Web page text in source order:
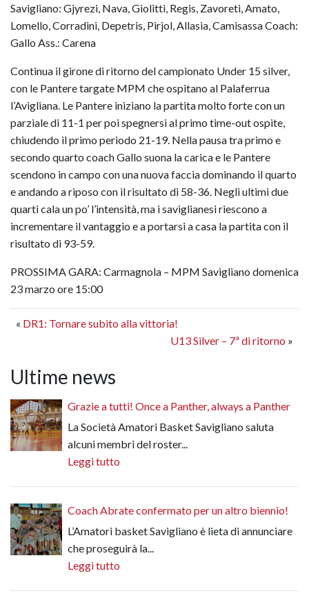
Savigliano: Gjyrezi, Nava, Giolitti, Regis, Zavoreti, Amato,
Lomello, Corradini, Depetris, Pirjol, Allasia, Camisassa Coach:
Gallo Ass.: Carena
Continua il girone di ritorno del campionato Under 15 silver,
con le Pantere targate MPM che ospitano al Palaferrua
l’Avigliana. Le Pantere iniziano la partita molto forte con un
parziale di 11-1 per poi spegnersi al primo time-out ospite,
chiudendo il primo periodo 21-19. Nella pausa tra primo e
secondo quarto coach Gallo suona la carica e le Pantere
scendono in campo con una nuova faccia dominando il quarto
e andando a riposo con il risultato di 58-36. Negli ultimi due
quarti cala un po’ l’intensità, ma i saviglianesi riescono a
incrementare il vantaggio e a portarsi a casa la partita con il
risultato di 93-59.
PROSSIMA GARA: Carmagnola – MPM Savigliano domenica
23 marzo ore 15:00
« DR1: Tornare subito alla vittoria!
U13 Silver – 7ª di ritorno »
Ultime news
Grazie a tutti! Once a Panther, always a Panther
La Società Amatori Basket Savigliano saluta
alcuni membri del roster...
Leggi tutto
Coach Abrate confermato per un altro biennio!
L’Amatori basket Savigliano è lieta di annunciare
che proseguirà la...
Leggi tutto